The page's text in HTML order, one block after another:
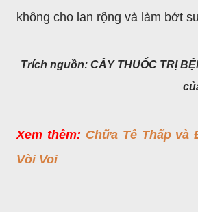
không cho lan rộng và làm bớt
Trích nguồn: CÂY THUỐC TRỊ
Xem thêm: Chữa Tê Thấp và
Vòi Voi